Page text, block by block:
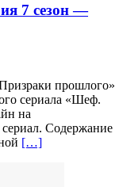
7 сезон —
прошлого»
сериала «Шеф.
на
Содержание
[…]